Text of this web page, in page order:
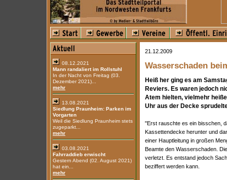
08.12.2021
Mann randaliert im Rollstuhl
In der Nacht von Freitag (03.
Dezember 2021)...
mehr
13.08.2021
Siedlung Praunheim: Parken im
Vorgarten
Weil die Siedlung Praunheim stets
zugeparkt...
mehr
03.08.2021
Fahrraddieb erwischt
Gestern Abend (02. August 2021)
hat ein...
mehr
21.12.2009
Wasserschaden
Heiß her ging es am
Reviers. Es waren jedoch
Atem hielten, vielmehr
Uhr aus der Decke
"Erst rauschte es ein bisschen,
Kassettendecke herunter und
einer Hauptleitung in großen
Beamte den Wasserschaden.
verletzt. Es entstand jedoch
beziffert werden kann.